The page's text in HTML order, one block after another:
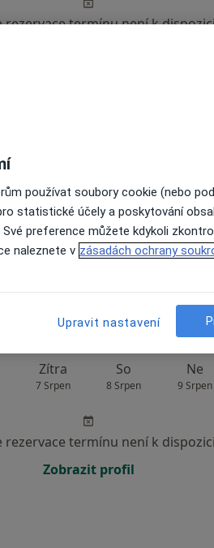
rezervace termínu není k
rezervace termínu není k
Zobrazit profil
Zítra
7 Srpen
So
8 Srpen
Ne
9 Srpen
rezervace termínu není k dispozici
Zobrazit profil
používat soubory cookie (nebo
statistické účely a poskytování
preference můžete kdykoli
naleznete v zásadách ochrany
Upravit nastavení